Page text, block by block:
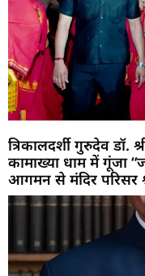
त्रिकालदर्शी गुरुदेव डॉ.
कामाख्या धाम में गूंजा
आगमन से मंदिर परिसर